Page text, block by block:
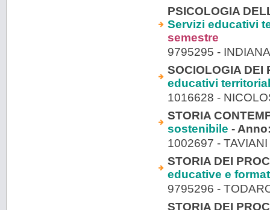
PSICOLOGIA
Servizi educativi
semestre
9795295 -
SOCIOLOGIA DEI
educativi
1016628 -
STORIA
sostenibile -
1002697 -
STORIA DEI
educative e
9795296 -
STORIA DEI